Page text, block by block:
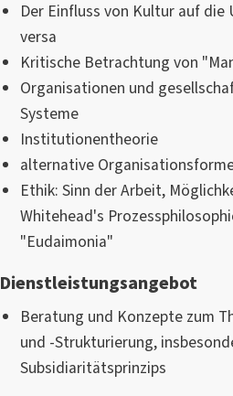
Der Einfluss von Kultur auf
versa
Kritische Betrachtung von
Organisationen und
Systeme
Institutionentheorie
alternative
Ethik: Sinn der Arbeit,
Whitehead's
"Eudaimonia"
Dienstleistungsangebot
Beratung und Konzepte zum
und -Strukturierung,
Subsidiaritätsprinzips